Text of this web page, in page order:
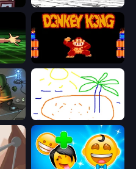
Spy Highway
Donkey Kong Returns
Skribbl.io